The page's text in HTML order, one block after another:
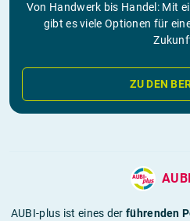
Von Handwerk bis Handel: Mit
gibt es viele Optionen für
ZU DEN
AUBI-plus ist eines derführenden